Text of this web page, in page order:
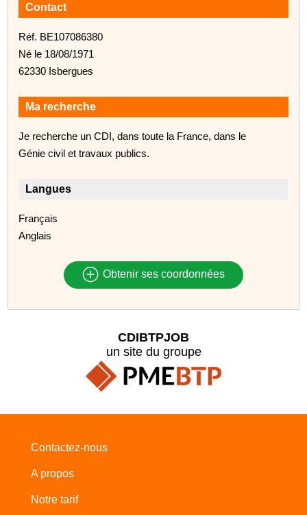
Contact
Réf. BE107086380
Né le 18/08/1971
62330 Isbergues
Ma recherche
Je recherche un CDI, dans toute la France, dans le
Génie civil et travaux publics.
Langues
Français
Anglais
Obtenir ses coordonnées
CDIBTPJOB
un site du groupe
Contactez-nous
A propos
Notre tarif